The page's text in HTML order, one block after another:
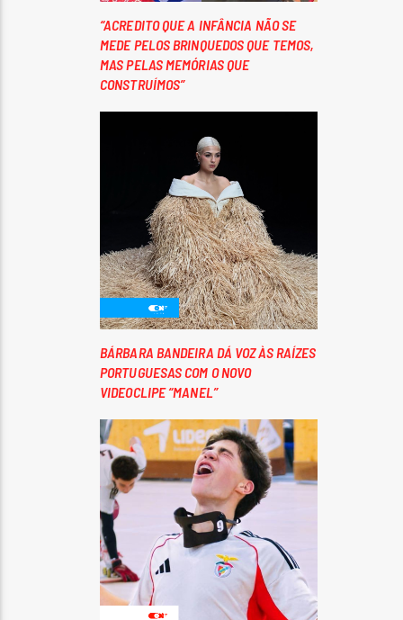
“ACREDITO QUE A INFÂNCIA NÃO SE
MEDE PELOS BRINQUEDOS QUE TEMOS,
MAS PELAS MEMÓRIAS QUE
CONSTRUÍMOS”
BÁRBARA BANDEIRA DÁ VOZ ÀS RAÍZES
PORTUGUESAS COM O NOVO
VIDEOCLIPE “MANEL”